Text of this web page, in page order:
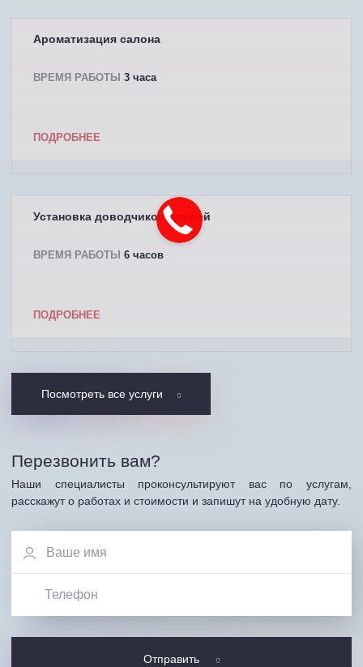
Ароматизация салона
ВРЕМЯ РАБОТЫ 3 часа
ПОДРОБНЕЕ
Установка доводчиков дверей
ВРЕМЯ РАБОТЫ 6 часов
ПОДРОБНЕЕ
Посмотреть все услуги
Перезвонить вам?
Наши специалисты проконсультируют вас по услугам,
расскажут о работах и стоимости и запишут на удобную дату.
Отправить